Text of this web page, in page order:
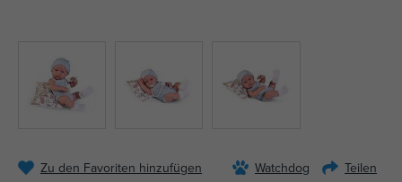
Zu den Favoriten hinzufügen Watchdog Teilen